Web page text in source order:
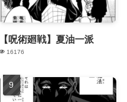
【呪術廻戦】夏油一派
16176